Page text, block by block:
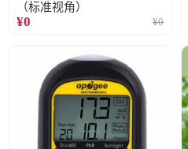
（标准视角）
¥0 ¥0